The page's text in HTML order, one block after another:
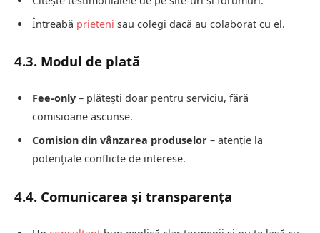
Întreabă prieteni sau colegi dacă au colaborat cu el.
4.3. Modul de plată
Fee-only – plătești doar pentru serviciu, fără
comisioane ascunse.
Comision din vânzarea produselor – atenție la
potențiale conflicte de interese.
4.4. Comunicarea și transparența